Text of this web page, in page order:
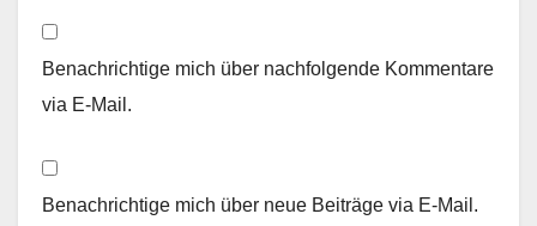
Benachrichtige mich über nachfolgende Kommentare
via E-Mail.
Benachrichtige mich über neue Beiträge via E-Mail.